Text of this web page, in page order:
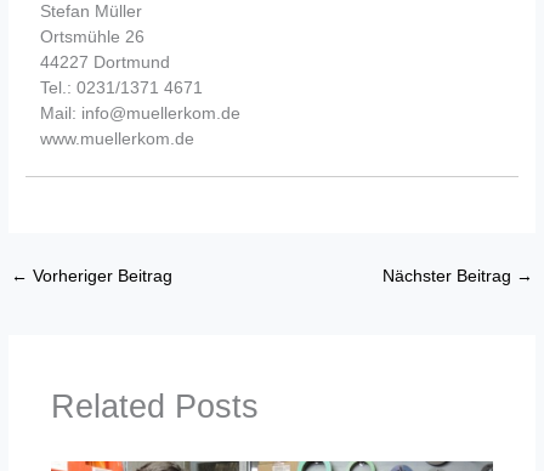
Stefan Müller
Ortsmühle 26
44227 Dortmund
Tel.: 0231/1371 4671
Mail: info@muellerkom.de
www.muellerkom.de
← Vorheriger Beitrag Nächster Beitrag →
Related Posts